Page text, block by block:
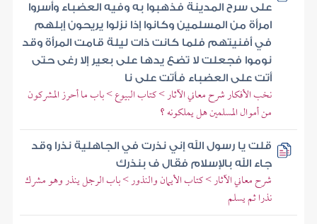
على سرح المدينة فذهبوا به وفيه العضباء وأسروا
امرأة من المسلمين وكانوا إذا نزلوا يريحون إبلهم
في أفنيتهم فلما كانت ذات ليلة قامت المرأة وقد
نوموا فجعلت لا تضع يدها على بعير إلا رغى حتى
أتت على العضباء فأتت على نا
نخب الأفكار شرح معاني الآثار > كتاب البيوع > باب ما أحرز المشركون
من أموال المسلمين هل يملكونه ؟
قلت يا رسول الله إني نذرت في الجاهلية نذرا وقد
جاء الله بالإسلام فقال ف بنذرك
شرح معاني الآثار > كتاب الأيمان والنذور > باب الرجل ينذر وهو مشرك
نذرا ثم يسلم